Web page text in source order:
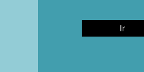
Ir